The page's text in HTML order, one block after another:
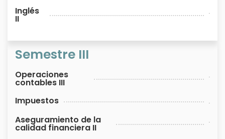
Inglés
II
.
Semestre III
Operaciones
contables III
.
Impuestos .
Aseguramiento de la
calidad financiera II
.